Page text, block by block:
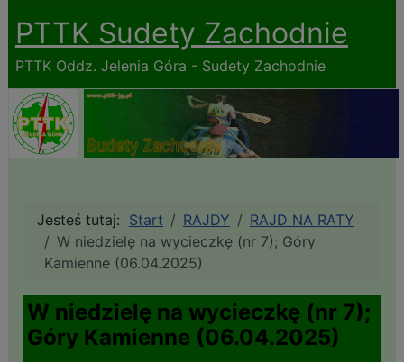
PTTK Sudety Zachodnie
PTTK Oddz. Jelenia Góra - Sudety Zachodnie
Jesteś tutaj: Start RAJDY
RAJD NA RATY
W niedzielę na wycieczkę (nr 7); Góry
Kamienne (06.04.2025)
W niedzielę na wycieczkę (nr 7);
Góry Kamienne (06.04.2025)